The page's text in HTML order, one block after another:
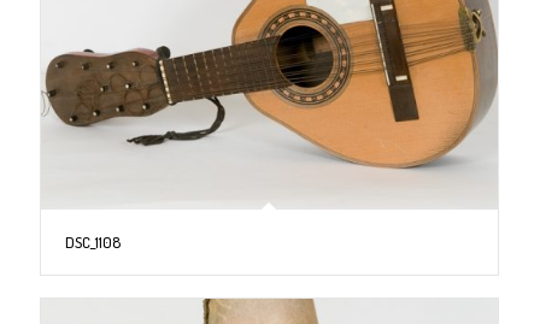
DSC_1108